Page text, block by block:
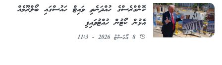
ކޮންގްރެސްގެ ހުއްދަނެތި ވައިޓް ހައުސްގައި ބޯލްރޫމެއް
އެޅުން ކޯޓުން ހުއްޓުވައިފި
8 އޯގަސްޓު 2026 - 11:3